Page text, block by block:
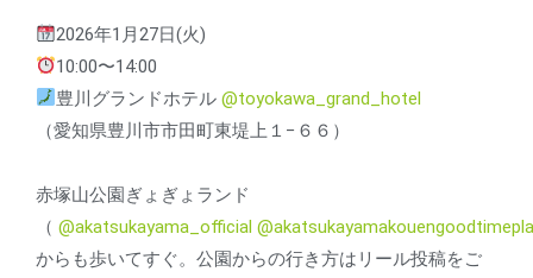
2026年1月27日(火)
10:00〜14:00
豊川グランドホテル@toyokawa_grand_hotel
（愛知県豊川市市田町東堤上１−６６）
赤塚山公園ぎょぎょランド
（ @akatsukayama_official
からも歩いてすぐ。公園からの行き方はリール投稿をご